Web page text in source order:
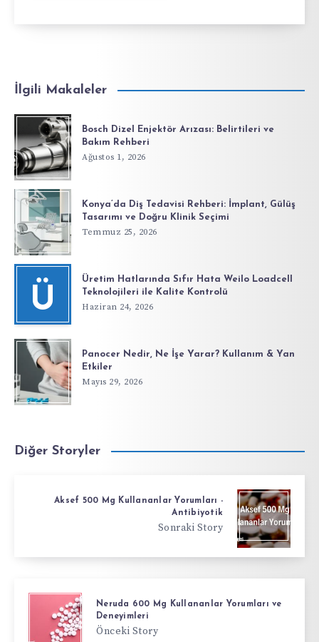
İlgili Makaleler
Bosch Dizel Enjektör Arızası: Belirtileri ve
Bakım Rehberi
Ağustos 1, 2026
Konya’da Diş Tedavisi Rehberi: İmplant, Gülüş
Tasarımı ve Doğru Klinik Seçimi
Temmuz 25, 2026
Ü
Üretim Hatlarında Sıfır Hata Weilo Loadcell
Teknolojileri ile Kalite Kontrolü
Haziran 24, 2026
Panocer Nedir, Ne İşe Yarar? Kullanım & Yan
Etkiler
Mayıs 29, 2026
Diğer Storyler
Aksef 500 Mg Kullananlar Yorumları -
Antibiyotik
Sonraki Story
Neruda 600 Mg Kullananlar Yorumları ve
Deneyimleri
Önceki Story